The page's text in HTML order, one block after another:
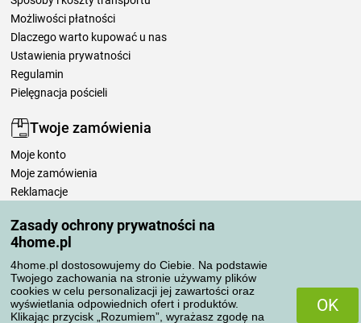
Zasady ochrony prywatności na
4home.pl
4home.pl dostosowujemy do Ciebie. Na podstawie
Twojego zachowania na stronie używamy plików
cookies w celu personalizacji jej zawartości oraz
wyświetlania odpowiednich ofert i produktów.
Klikając przycisk „Rozumiem”, wyrażasz zgodę na
OK
Możliwości płatności
Dlaczego warto kupować u nas
Ustawienia prywatności
Regulamin
Pielęgnacja pościeli
Twoje zamówienia
Moje konto
Moje zamówienia
Reklamacje
Zasady przetwarzania recenzji
Sposoby transportu